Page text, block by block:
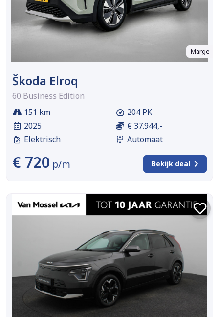
Marge
Škoda Elroq
60 Business Edition
151 km
2025
Elektrisch
204 PK
€ 37.944,-
Automaat
€ 720 p/m Bekijk deal